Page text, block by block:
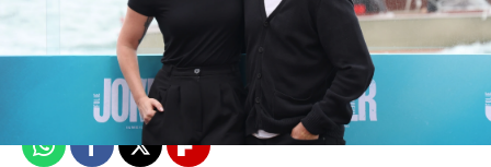
Europa Press
Publicado: 05 de septiembre de 2024, 15:04
WhatsappFacebook
X Flipboard